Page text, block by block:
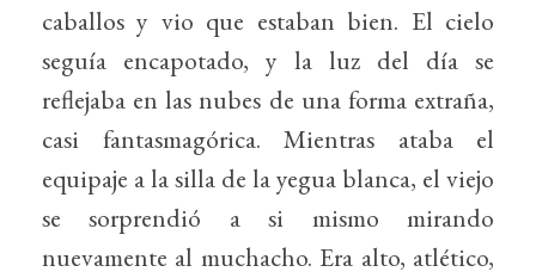
caballos y vio que estaban bien. El cielo
seguía encapotado, y la luz del día se
reflejaba en las nubes de una forma extraña,
casi fantasmagórica. Mientras ataba el
equipaje a la silla de la yegua blanca, el viejo
se sorprendió a si mismo mirando
nuevamente al muchacho. Era alto, atlético,